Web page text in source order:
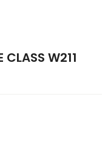
W211